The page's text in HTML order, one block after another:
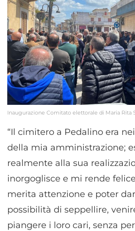
Inaugurazione Comitato elettorale di Maria Rita
“Il cimitero a Pedalino era
della mia amministrazione;
realmente alla sua
inorgoglisce e mi rende
merita attenzione e poter
possibilità di seppellire,
piangere i loro cari, senza